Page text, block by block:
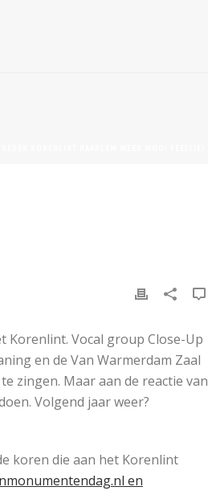
Korenlint. Vocal group Close-Up
en de Van Warmerdam Zaal
zingen. Maar aan de reactie van
Volgend jaar weer?
koren die aan het Korenlint
en